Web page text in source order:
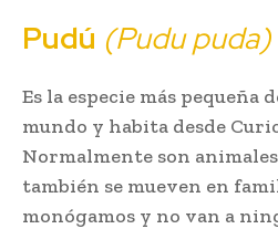
Pudú (Pudu puda)
Es la especie más pequeña
mundo y habita desde
Normalmente son
también se mueven en
monógamos y no van a